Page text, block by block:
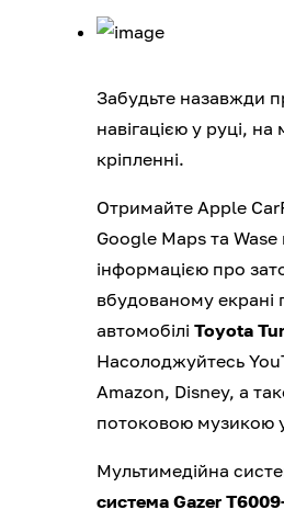
Забудьте назавжди
навігацією у руці, на
кріпленні.
Отримайте Apple
Google Maps та Wase
інформацією про
вбудованому
автомобілі Toyota
Насолоджуйтесь
Amazon, Disney, а
потоковою музикою
Мультимедійна
система Gazer